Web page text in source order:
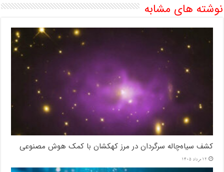
نوشته های مشابه
کشف سیاه‌چاله سرگردان در مرز کهکشان با کمک هوش مصنوعی
12 مرداد 1405